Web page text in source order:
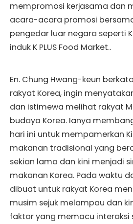
mempromosi kerjasama dan
acara-acara promosi
pengedar luar negara seperti
induk K PLUS Food Market..
En. Chung Hwang-keun
rakyat Korea, ingin
dan istimewa melihat rakyat
budaya Korea. Ianya
hari ini untuk mempamerkan
makanan tradisional yang
sekian lama dan kini menjadi
makanan Korea. Pada waktu
dibuat untuk rakyat Korea
musim sejuk melampau dan
faktor yang memacu interaksi